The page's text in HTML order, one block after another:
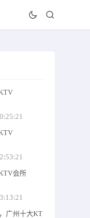
会所
广州十大KT